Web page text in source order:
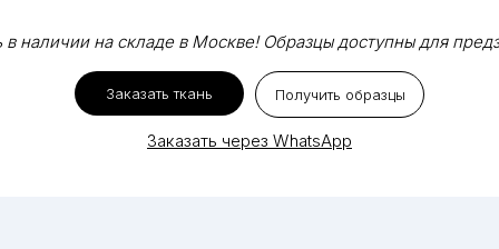
в наличии на складе в Москве! Образцы доступны для
Заказать ткань Получить образцы
Заказать через WhatsApp